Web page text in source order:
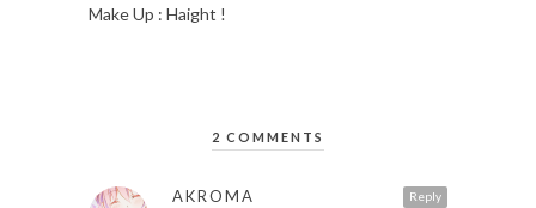
Make Up : Haight !
2 COMMENTS
Reply
AKROMA